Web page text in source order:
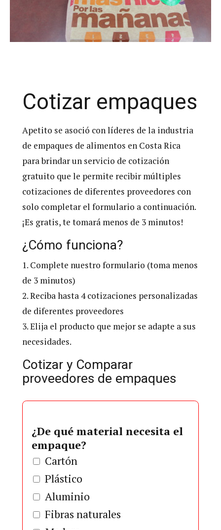
Cotizar empaques
Apetito se asoció con líderes de la industria
de empaques de alimentos en Costa Rica
para brindar un servicio de cotización
gratuito que le permite recibir múltiples
cotizaciones de diferentes proveedores con
solo completar el formulario a continuación.
¡Es gratis, te tomará menos de 3 minutos!
¿Cómo funciona?
1. Complete nuestro formulario (toma menos
de 3 minutos)
2. Reciba hasta 4 cotizaciones personalizadas
de diferentes proveedores
3. Elija el producto que mejor se adapte a sus
necesidades.
Cotizar y Comparar
proveedores de empaques
¿De qué material necesita el
empaque?
Cartón
Plástico
Aluminio
Fibras naturales